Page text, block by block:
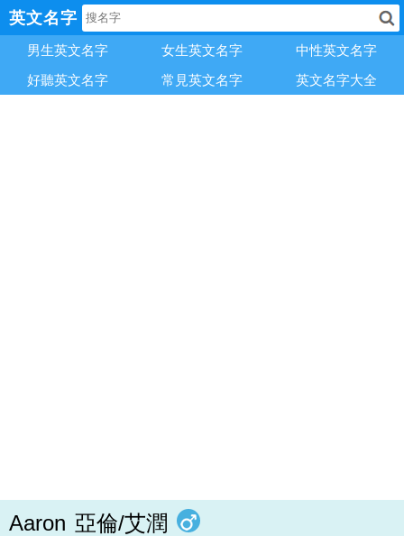
英文名字
男生英文名字 女生英文名字
中性英文名字
好聽英文名字
常見英文名字 英文名字大全
Aaron 亞倫/艾潤